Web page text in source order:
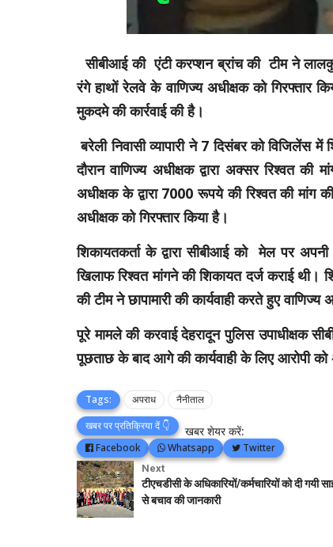
सीबीआई की एंटी करप्शन ब्रांच की टीम ने
रंगे हाथों रेलवे के वाणिज्य अधीक्षक को गिरफ्तार
मुकदमे की कार्रवाई की है।
बरेली निवासी व्यापारी ने 7 दिसंबर को
दौरान वाणिज्य अधीक्षक द्वारा अक्सर रिश्वत
अधीक्षक के द्वारा 7000 रूपये की रिश्वत की मांग
अधीक्षक को गिरफ्तार किया है।
शिकायतकर्ता के द्वारा सीबीआई को मेल पर
खिलाफ रिश्वत मांगने की शिकायत दर्ज कराई थी।
की टीम ने छापामारी की कार्यवाही करते हुए
पूरे मामले की करवाई देहरादून पुलिस उपाधीक्षक
पूछताछ के बाद आगे की कार्यवाही के लिए आरोपी
Tags: अपराध
नैनीताल
खबर पर प्रतिक्रिया दें 👇
खबर शेयर करें:
Facebook Whatsapp Twitter
Next
टीएचडीसी के अधिकारियों/कर्मचारियों को दी गयी
से बचाव की जानकारी